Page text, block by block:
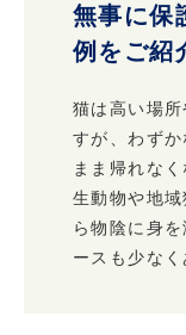
無事に保
例をご紹
猫は高い場
すが、わず
まま帰れな
生動物や地
ら物陰に身
ースも少な